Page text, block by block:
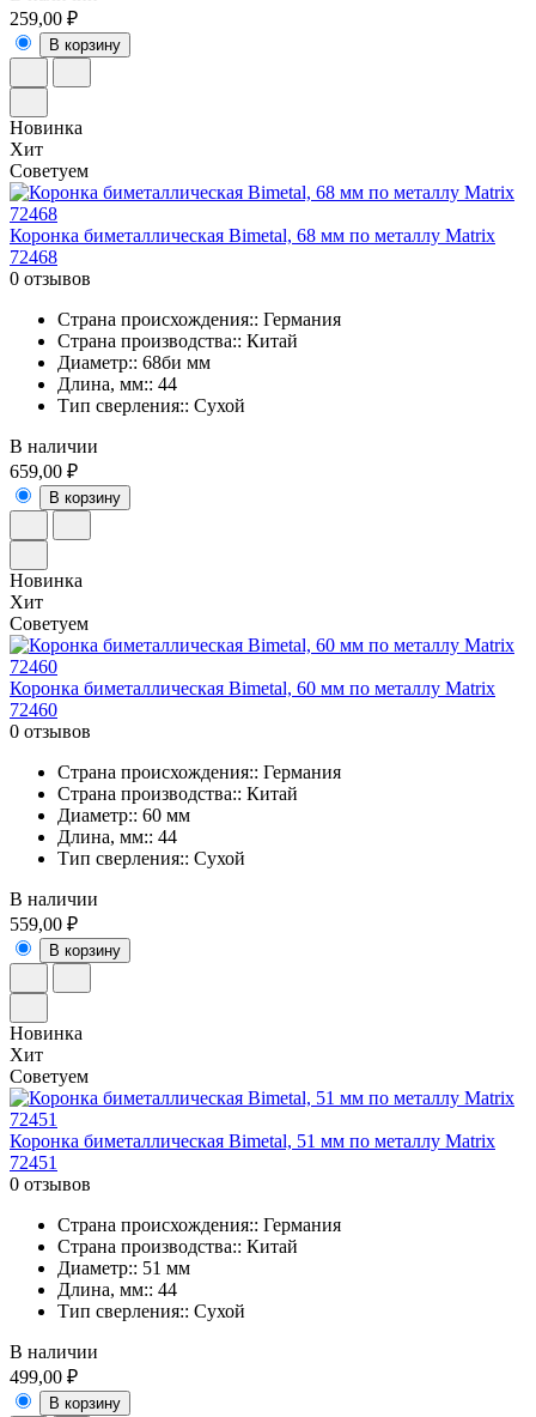
259,00 ₽
В корзину
Новинка
Хит
Советуем
Коронка биметаллическая Bimetal, 68 мм по металлу Matrix
72468
0 отзывов
Страна происхождения:: Германия
Страна производства:: Китай
Диаметр:: 68би мм
Длина, мм:: 44
Тип сверления:: Сухой
В наличии
659,00 ₽
В корзину
Новинка
Хит
Советуем
Коронка биметаллическая Bimetal, 60 мм по металлу Matrix
72460
0 отзывов
Страна происхождения:: Германия
Страна производства:: Китай
Диаметр:: 60 мм
Длина, мм:: 44
Тип сверления:: Сухой
В наличии
559,00 ₽
В корзину
Новинка
Хит
Советуем
Коронка биметаллическая Bimetal, 51 мм по металлу Matrix
72451
0 отзывов
Страна происхождения:: Германия
Страна производства:: Китай
Диаметр:: 51 мм
Длина, мм:: 44
Тип сверления:: Сухой
В наличии
499,00 ₽
В корзину